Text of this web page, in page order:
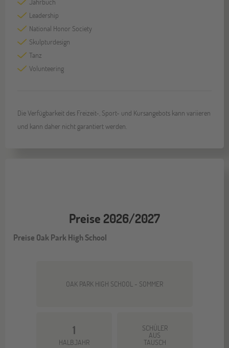
Leadership
National Honor Society
Skulpturdesign
Tanz
Volunteering
Die Verfügbarkeit des Freizeit-, Sport- und Kursangebots kann variieren
und kann daher nicht garantiert werden.
Preise 2026/2027
Preise Oak Park High School
OAK PARK HIGH SCHOOL - SOMMER
1
HALBJAHR
SCHÜLER
AUS
TAUSCH